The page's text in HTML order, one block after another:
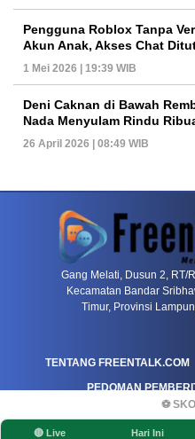
⚽
🔴 Live Hari Ini
Pengguna Roblox Tanpa
Akun Anak, Akses Chat
1 Mei 2026 | 19:39 WIB
Deni Caknan di Bawah
Nada Menyulam Rindu
26 April 2026 | 08:49 WIB
Gang Melati, Dusun 2, RT/
Kecamatan Bandar
Timur, Provinsi
TENTANG FREENTALK.COM
PEDOMAN
PEDOMAN